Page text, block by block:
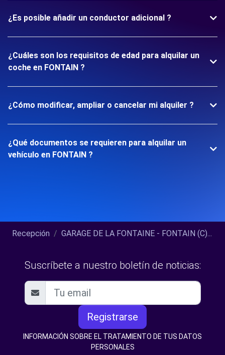
¿Es posible añadir un conductor adicional ?
¿Cuáles son los requisitos de edad para alquilar un
coche en FONTAIN ?
¿Cómo modificar, ampliar o cancelar mi alquiler ?
¿Qué documentos se requieren para alquilar un
vehículo en FONTAIN ?
Recepción GARAGE DE LA FONTAINE - FONTAIN (C)...
Suscríbete a nuestro boletín de noticias:
Registrarse
INFORMACIÓN SOBRE EL TRATAMIENTO DE TUS DATOS
PERSONALES